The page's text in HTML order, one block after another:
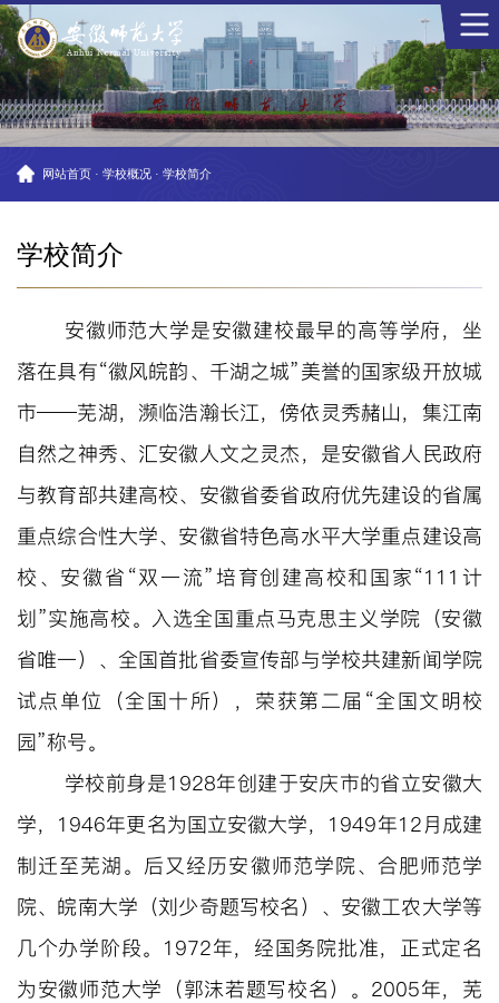
网站首页 · 学校概况 · 学校简介
学校简介
安徽师范大学是安徽建校最早的高等学府，坐
落在具有“徽风皖韵、千湖之城”美誉的国家级开放城
市——芜湖，濒临浩瀚长江，傍依灵秀赭山，集江南
自然之神秀、汇安徽人文之灵杰，是安徽省人民政府
与教育部共建高校、安徽省委省政府优先建设的省属
重点综合性大学、安徽省特色高水平大学重点建设高
校、安徽省“双一流”培育创建高校和国家“111计
划”实施高校。入选全国重点马克思主义学院（安徽
省唯一）、全国首批省委宣传部与学校共建新闻学院
试点单位（全国十所），荣获第二届“全国文明校
园”称号。
学校前身是1928年创建于安庆市的省立安徽大
学，1946年更名为国立安徽大学，1949年12月成建
制迁至芜湖。后又经历安徽师范学院、合肥师范学
院、皖南大学（刘少奇题写校名）、安徽工农大学等
几个办学阶段。1972年，经国务院批准，正式定名
为安徽师范大学（郭沫若题写校名）。2005年，芜